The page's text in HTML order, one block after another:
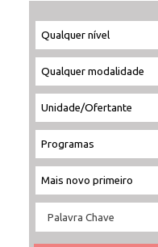
ALUNOS
DOCENTES
INSCRIÇÃO E SELEÇÃO
CONTATO
Filtrar
por
nível:
Filtrar
por
modalidade:
Selecione
unidade:
Ordenar
por: